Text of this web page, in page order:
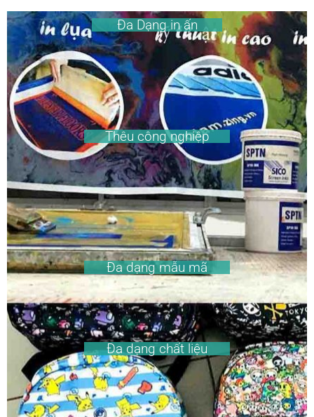
Đa Dạng in ấn
Thêu công nghiệp
Đa dạng mẫu mã
Đa dạng chất liệu